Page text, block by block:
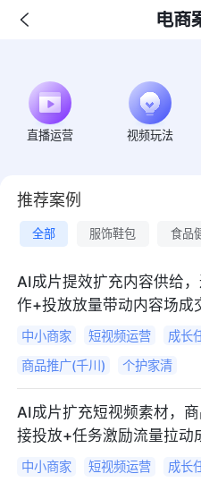
电商
直播运营 视频玩法
推荐案例
全部 服饰鞋包 食品
AI成片提效扩充内容供给
作+投放放量带动内容场成
【中小商家案例】
中小商家 短视频运营
成长
商品推广(千川)
个护家清
AI成片扩充短视频素材，
接投放+任务激励流量拉动
发【中小商家案例】
中小商家 短视频运营
成长